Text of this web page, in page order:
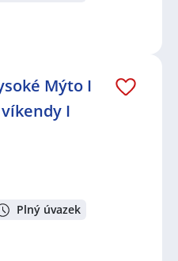
Mýto I
víkendy I
Plný úvazek